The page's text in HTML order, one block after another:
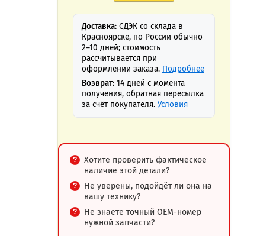
Доставка: СДЭК со склада в
Красноярске, по России обычно
2–10 дней; стоимость
рассчитывается при
оформлении заказа. Подробнее
Возврат: 14 дней с момента
получения, обратная пересылка
за счёт покупателя. Условия
Хотите проверить фактическое
наличие этой детали?
Не уверены, подойдёт ли она на
вашу технику?
Не знаете точный OEM-номер
нужной запчасти?